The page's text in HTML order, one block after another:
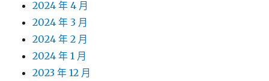
2024 年 4 月
2024 年 3 月
2024 年 2 月
2024 年 1 月
2023 年 12 月